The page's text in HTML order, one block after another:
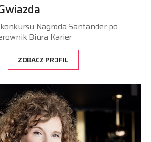
Nagroda Santander po
Biura Karier
ZOBACZ PROFIL